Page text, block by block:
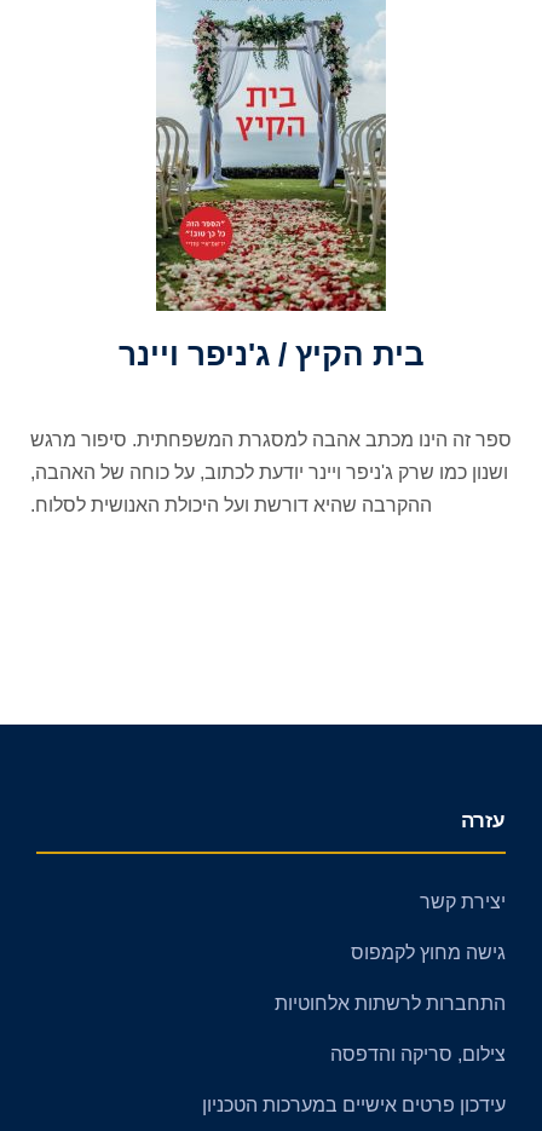
בית הקיץ / ג'ניפר ויינר
ספר זה הינו מכתב אהבה למסגרת המשפחתית. סיפור מרגש
ושנון כמו שרק ג'ניפר ויינר יודעת לכתוב, על כוחה של האהבה,
ההקרבה שהיא דורשת ועל היכולת האנושית לסלוח.
עזרה
יצירת קשר
גישה מחוץ לקמפוס
התחברות לרשתות אלחוטיות
צילום, סריקה והדפסה
עידכון פרטים אישיים במערכות הטכניון